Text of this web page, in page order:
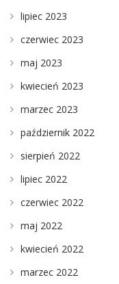
lipiec 2023
czerwiec 2023
maj 2023
kwiecień 2023
marzec 2023
październik 2022
sierpień 2022
lipiec 2022
czerwiec 2022
maj 2022
kwiecień 2022
marzec 2022